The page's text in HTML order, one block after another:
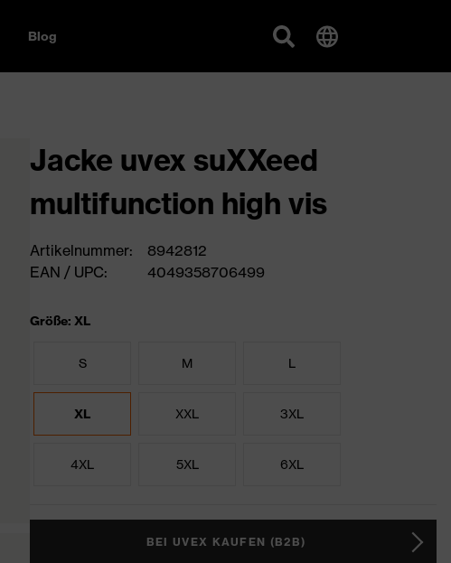
Blog
Jacke uvex suXXeed
multifunction high vis
Artikelnummer:
8942812
EAN / UPC:
4049358706499
Größe: XL
S M L
XL XXL 3XL
4XL 5XL 6XL
BEI UVEX KAUFEN (B2B)